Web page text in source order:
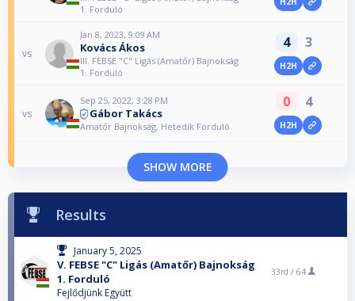
1. Forduló
vs
Jan 8, 2023, 9:09 AM
Kovács Ákos
III. FEBSE "C" Ligás (Amatőr) Bajnokság
1. Forduló
4 3
H2H
vs
Sep 25, 2022, 3:28 PM
Gábor Takács
Amatőr Bajnokság, Hetedik Forduló
0 4
H2H
SHOW MORE
Results
January 5, 2025
V. FEBSE "C" Ligás (Amatőr) Bajnokság
1. Forduló
Fejlődjünk Együtt
33rd / 64